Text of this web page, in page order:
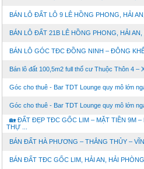
BÁN LÔ ĐẤT LÔ 9 LÊ HỒNG PHONG, HẢI
BÁN LÔ ĐẤT 21B LÊ HỒNG PHONG, HẢI AN,
BÁN LÔ GÓC TĐC ĐỒNG NINH – ĐÔNG
Bán lô đất 100,5m2 full thổ cư Thuộc Thôn 4 –
Góc cho thuê - Bar TDT Lounge quy mô lớn
Góc cho thuê - Bar TDT Lounge quy mô lớn
🏡 ĐẤT ĐẸP TĐC GỐC LIM – MẶT TIỀN 9M –
THỰ ...
BÁN ĐẤT HÀ PHƯƠNG – THẮNG THỦY –
BÁN ĐẤT TĐC GỐC LIM, HẢI AN, HẢI PHÒNG